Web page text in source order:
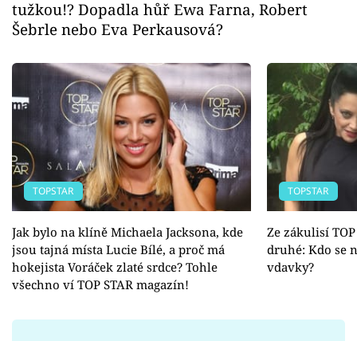
tužkou!? Dopadla hůř Ewa Farna, Robert
Šebrle nebo Eva Perkausová?
TOPSTAR
Jak bylo na klíně Michaela Jacksona, kde
jsou tajná místa Lucie Bílé, a proč má
hokejista Voráček zlaté srdce? Tohle
všechno ví TOP STAR magazín!
TOPSTAR
Ze zákulisí
druhé: Kdo se
vdavky?